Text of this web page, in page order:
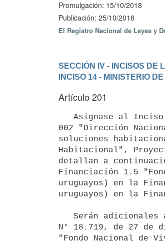
Promulgación: 15/10/2018
Publicación: 25/10/2018
El Registro Nacional de Leyes y
SECCIÓN IV - INCISOS DE
INCISO 14 - MINISTERIO
Artículo 201
002 "Dirección
soluciones
Habitacional",
detallan a
Financiación 1.5
uruguayos) en la
uruguayos) en la
N° 18.719, de 27 de
"Fondo Nacional de